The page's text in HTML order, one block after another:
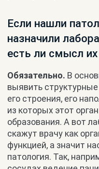
Если нашли
назначили
есть ли смысл
Обязательно. В
выявить
его строения, его
из которых этот
образования. А вот
скажут врачу как
функцией, а значит
патология. Так,